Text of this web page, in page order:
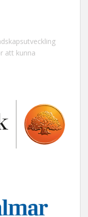
att kunna